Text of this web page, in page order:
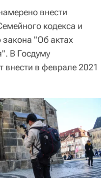
внести
кодекса и
"Об актах
В Госдуму
внести в феврале 2021